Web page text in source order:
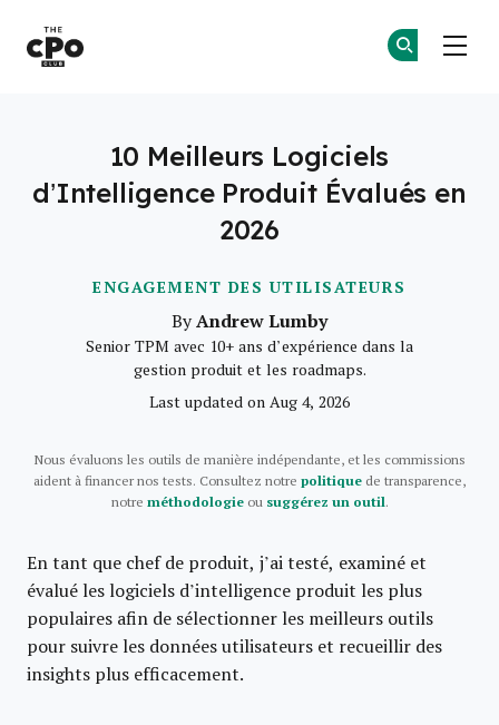
ENGAGEMENT DES UTILISATEURS
10 Meilleurs Logiciels
d’Intelligence Produit Évalués en
2026
ByAndrew Lumby
Senior TPM avec 10+ ans d’expérience dans la
gestion produit et les roadmaps.
Last updated on Aug 4, 2026
Nous évaluons les outils de manière indépendante, et les commissions
aident à financer nos tests. Consultez notre politique de transparence,
notre méthodologieou suggérez un outil.
En tant que chef de produit, j’ai testé, examiné et
évalué les logiciels d’intelligence produit les plus
populaires afin de sélectionner les meilleurs outils
pour suivre les données utilisateurs et recueillir des
insights plus efficacement.